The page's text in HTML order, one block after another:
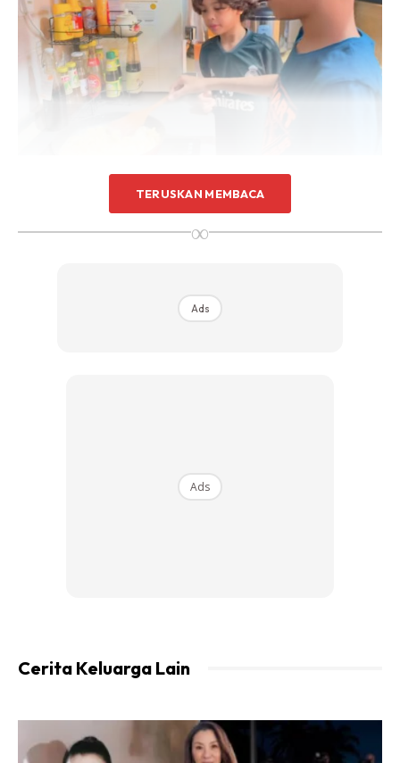
TERUSKAN MEMBACA
∞
Ads
Ads
Cerita Keluarga Lain